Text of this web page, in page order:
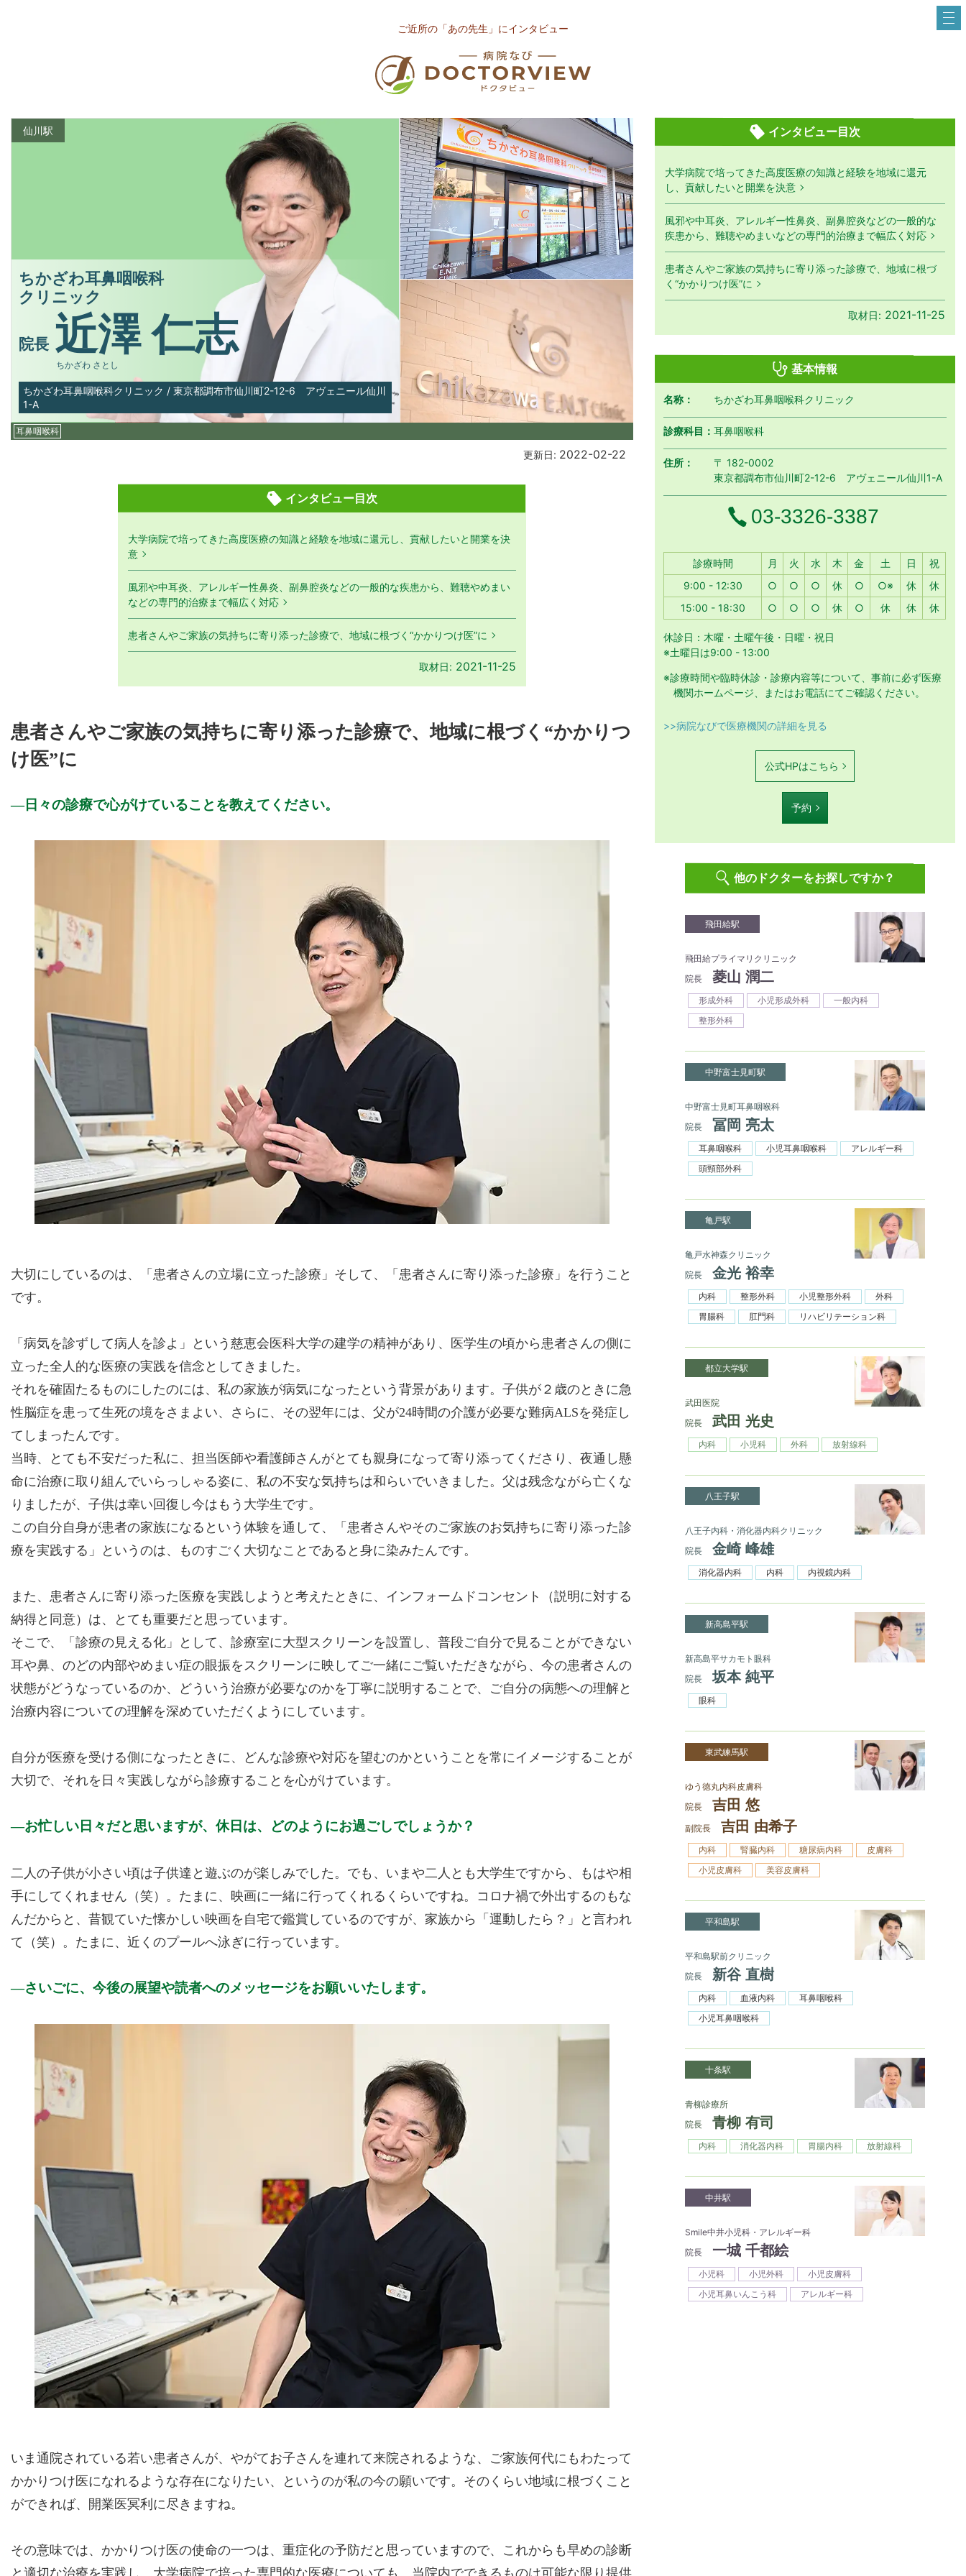
ご近所の「あの先生」にインタビュー
仙川駅
ちかざわ耳鼻咽喉科
クリニック
院長 近澤 仁志
ちかざわ さとし
ちかざわ耳鼻咽喉科クリニック / 東京都調布市仙川町2-12-6 アヴェニール仙川
1-A
耳鼻咽喉科
更新日: 2022-02-22
インタビュー目次
大学病院で培ってきた高度医療の知識と経験を地域に還元し、貢献したいと開業を決
意
風邪や中耳炎、アレルギー性鼻炎、副鼻腔炎などの一般的な疾患から、難聴やめまい
などの専門的治療まで幅広く対応
患者さんやご家族の気持ちに寄り添った診療で、地域に根づく“かかりつけ医”に
取材日: 2021-11-25
患者さんやご家族の気持ちに寄り添った診療で、地域に根づく“かかりつ
け医”に
日々の診療で心がけていることを教えてください。
大切にしているのは、「患者さんの立場に立った診療」そして、「患者さんに寄り添った診療」を行うこと
です。
「病気を診ずして病人を診よ」という慈恵会医科大学の建学の精神があり、医学生の頃から患者さんの側に
立った全人的な医療の実践を信念としてきました。
それを確固たるものにしたのには、私の家族が病気になったという背景があります。子供が２歳のときに急
性脳症を患って生死の境をさまよい、さらに、その翌年には、父が24時間の介護が必要な難病ALSを発症し
てしまったんです。
当時、とても不安だった私に、担当医師や看護師さんがとても親身になって寄り添ってくださり、夜通し懸
命に治療に取り組んでいらっしゃる姿に、私の不安な気持ちは和らいでいきました。父は残念ながら亡くな
りましたが、子供は幸い回復し今はもう大学生です。
この自分自身が患者の家族になるという体験を通して、「患者さんやそのご家族のお気持ちに寄り添った診
療を実践する」というのは、ものすごく大切なことであると身に染みたんです。
また、患者さんに寄り添った医療を実践しようと考えたときに、インフォームドコンセント（説明に対する
納得と同意）は、とても重要だと思っています。
そこで、「診療の見える化」として、診療室に大型スクリーンを設置し、普段ご自分で見ることができない
耳や鼻、のどの内部やめまい症の眼振をスクリーンに映してご一緒にご覧いただきながら、今の患者さんの
状態がどうなっているのか、どういう治療が必要なのかを丁寧に説明することで、ご自分の病態への理解と
治療内容についての理解を深めていただくようにしています。
自分が医療を受ける側になったときに、どんな診療や対応を望むのかということを常にイメージすることが
大切で、それを日々実践しながら診療することを心がけています。
お忙しい日々だと思いますが、休日は、どのようにお過ごしでしょうか？
二人の子供が小さい頃は子供達と遊ぶのが楽しみでした。でも、いまや二人とも大学生ですから、もはや相
手にしてくれません（笑）。たまに、映画に一緒に行ってくれるくらいですね。コロナ禍で外出するのもな
んだからと、昔観ていた懐かしい映画を自宅で鑑賞しているのですが、家族から「運動したら？」と言われ
て（笑）。たまに、近くのプールへ泳ぎに行っています。
さいごに、今後の展望や読者へのメッセージをお願いいたします。
いま通院されている若い患者さんが、やがてお子さんを連れて来院されるような、ご家族何代にもわたって
かかりつけ医になれるような存在になりたい、というのが私の今の願いです。そのくらい地域に根づくこと
ができれば、開業医冥利に尽きますね。
その意味では、かかりつけ医の使命の一つは、重症化の予防だと思っていますので、これからも早めの診断
と適切な治療を実践し、大学病院で培った専門的な医療についても、当院内でできるものは可能な限り提供
インタビュー目次
大学病院で培ってきた高度医療の知識と経験を地域に還元
し、貢献したいと開業を決意
風邪や中耳炎、アレルギー性鼻炎、副鼻腔炎などの一般的な
疾患から、難聴やめまいなどの専門的治療まで幅広く対応
患者さんやご家族の気持ちに寄り添った診療で、地域に根づ
く“かかりつけ医”に
取材日: 2021-11-25
基本情報
名称： ちかざわ耳鼻咽喉科クリニック
診療科目：耳鼻咽喉科
住所：
〒 182-0002
東京都調布市仙川町2-12-6 アヴェニール仙川1-A
電話番号
03-3326-3387
診療時間 月 月曜日
火 火曜日
水水曜日
木木曜日
金 金曜日
土土曜日
日 日曜日
祝
9:00 - 12:30
○ ○ ○ 休 ○ ○※ 休
休
15:00 - 18:30
○ ○ ○ 休 ○ 休 休 休
休診日：木曜・土曜午後・日曜・祝日
※土曜日は9:00 - 13:00
※診療時間や臨時休診・診療内容等について、事前に必ず医療
機関ホームページ、またはお電話にてご確認ください。
>>病院なびで医療機関の詳細を見る
公式HPはこちら
予約
他のドクターをお探しですか？
飛田給駅
飛田給プライマリクリニック
院長
菱山 潤二
形成外科 小児形成外科
一般内科
整形外科
中野富士見町駅
中野富士見町耳鼻咽喉科
院長
冨岡 亮太
耳鼻咽喉科 小児耳鼻咽喉科
アレルギー科
頭頸部外科
亀戸駅
亀戸水神森クリニック
院長
金光 裕幸
内科 整形外科 小児整形外科
外科
胃腸科
肛門科 リハビリテーション科
都立大学駅
武田医院
院長
武田 光史
内科 小児科 外科 放射線科
八王子駅
八王子内科・消化器内科クリニック
院長
金崎 峰雄
消化器内科 内科 内視鏡内科
新高島平駅
新高島平サカモト眼科
院長
坂本 純平
眼科
東武練馬駅
ゆう徳丸内科皮膚科
院長
吉田 悠
副院長 吉田 由希子
内科 腎臓内科 糖尿病内科
皮膚科
小児皮膚科
美容皮膚科
平和島駅
平和島駅前クリニック
院長
新谷 直樹
内科 血液内科
耳鼻咽喉科
小児耳鼻咽喉科
十条駅
青柳診療所
院長
青柳 有司
内科 消化器内科 胃腸内科 放射線科
中井駅
Smile中井小児科・アレルギー科
院長
一城 千都絵
小児科 小児外科
小児皮膚科
小児耳鼻いんこう科
アレルギー科